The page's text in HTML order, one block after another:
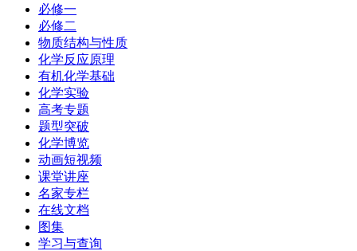
必修一
必修二
物质结构与性质
化学反应原理
有机化学基础
化学实验
高考专题
题型突破
化学博览
动画短视频
课堂讲座
名家专栏
在线文档
图集
学习与查询